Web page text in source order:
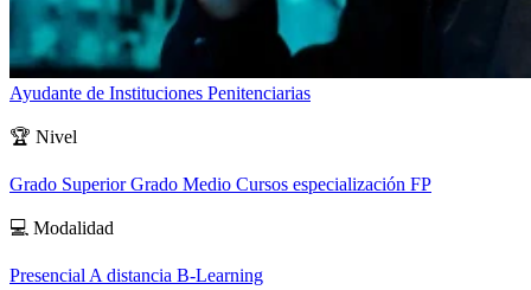
Ayudante de Instituciones Penitenciarias
🏆 Nivel
Grado SuperiorGrado Medio Cursos especialización FP
💻 Modalidad
Presencial A distancia B-Learning